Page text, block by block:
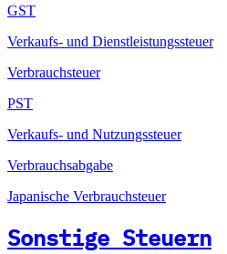
GST
Verkaufs- und Dienstleistungssteuer
Verbrauchsteuer
PST
Verkaufs- und Nutzungssteuer
Verbrauchsabgabe
Japanische Verbrauchsteuer
Sonstige Steuern